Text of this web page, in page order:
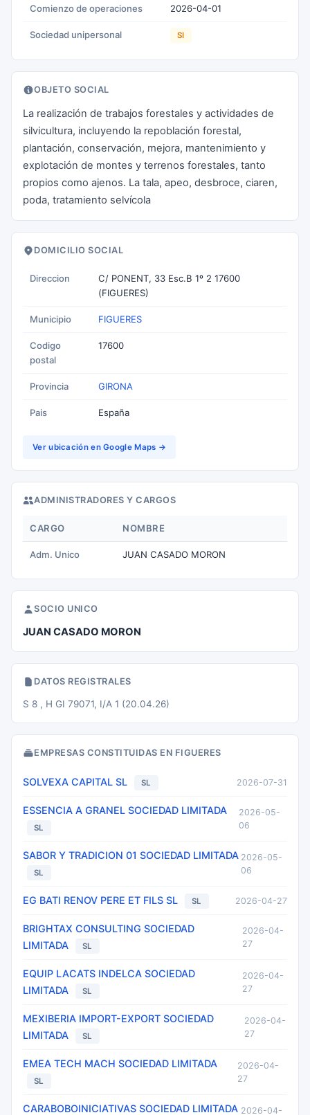
Comienzo de operaciones 2026-04-01
Sociedad unipersonal SI
OBJETO SOCIAL
La realización de trabajos forestales y actividades de
silvicultura, incluyendo la repoblación forestal,
plantación, conservación, mejora, mantenimiento y
explotación de montes y terrenos forestales, tanto
propios como ajenos. La tala, apeo, desbroce, ciaren,
poda, tratamiento selvícola
DOMICILIO SOCIAL
Direccion
C/ PONENT, 33 Esc.B 1º 2 17600
(FIGUERES)
Municipio FIGUERES
Codigo
postal
17600
Provincia GIRONA
Pais España
Ver ubicación en Google Maps →
ADMINISTRADORES Y CARGOS
CARGO NOMBRE
Adm. Unico JUAN CASADO MORON
SOCIO UNICO
JUAN CASADO MORON
DATOS REGISTRALES
S 8 , H GI 79071, I/A 1 (20.04.26)
EMPRESAS CONSTITUIDAS EN FIGUERES
SOLVEXA CAPITAL SL SL 2026-07-31
ESSENCIA A GRANEL SOCIEDAD LIMITADA
SL
2026-05-
06
SABOR Y TRADICION 01 SOCIEDAD LIMITADA
SL
2026-05-
06
EG BATI RENOV PERE ET FILS SL SL 2026-04-27
BRIGHTAX CONSULTING SOCIEDAD
LIMITADA
SL
2026-04-
27
EQUIP LACATS INDELCA SOCIEDAD
LIMITADA
SL
2026-04-
27
MEXIBERIA IMPORT-EXPORT SOCIEDAD
LIMITADA
SL
2026-04-
27
EMEA TECH MACH SOCIEDAD LIMITADA
SL
2026-04-
27
CARABOBOINICIATIVAS SOCIEDAD LIMITADA 2026-04-